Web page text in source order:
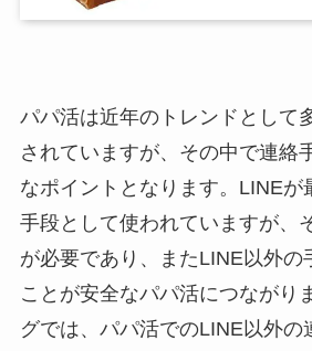
パパ活は近年のトレンドとして
されていますが、その中で連絡
なポイントとなります。LINEが
手段として使われていますが、
が必要であり、またLINE以外の
ことが安全なパパ活につながり
グでは、パパ活でのLINE以外の